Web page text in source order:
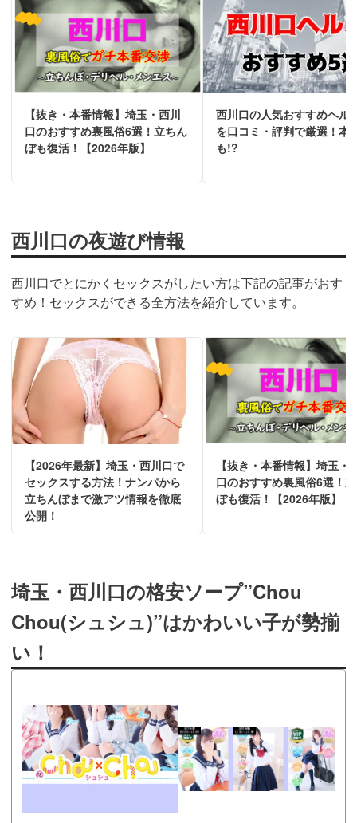
【抜き・本番情報】埼玉・西川
口のおすすめ裏風俗6選！立ちん
ぼも復活！【2026年版】
西川口の人気おすすめヘル
を口コミ・評判で厳選！本
も!?
西川口の夜遊び情報
西川口でとにかくセックスがしたい方は下記の記事がおす
すめ！セックスができる全方法を紹介しています。
【2026年最新】埼玉・西川口で
セックスする方法！ナンパから
立ちんぼまで激アツ情報を徹底
公開！
【抜き・本番情報】埼玉・
口のおすすめ裏風俗6選！
ぼも復活！【2026年版】
埼玉・西川口の格安ソープ”Chou
Chou(シュシュ)”はかわいい子が勢揃
い！